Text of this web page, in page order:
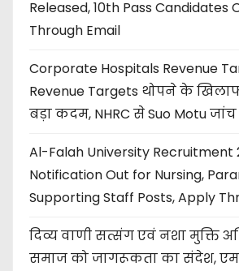
Released, 10th Pass Candidates
Through Email
Corporate Hospitals Revenue
Revenue Targets थोपने के
बड़ा कदम, NHRC से Suo Motu
Al-Falah University Recruitment
Notification Out for Nursing,
Supporting Staff Posts, Apply
दिव्य वाणी सत्संग एवं नशा मुक्ति
समाज को जागरूकता का संदेश,